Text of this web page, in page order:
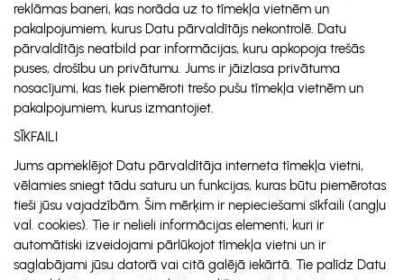
reklāmas baneri, kas norāda uz to tīmekļa vietnēm un
pakalpojumiem, kurus Datu pārvaldītājs nekontrolē. Datu
pārvaldītājs neatbild par informācijas, kuru apkopoja trešās
puses, drošību un privātumu. Jums ir jāizlasa privātuma
nosacījumi, kas tiek piemēroti trešo pušu tīmekļa vietnēm un
pakalpojumiem, kurus izmantojiet.
SĪKFAILI
Jums apmeklējot Datu pārvaldītāja interneta tīmekļa vietni,
vēlamies sniegt tādu saturu un funkcijas, kuras būtu piemērotas
tieši jūsu vajadzībām. Šim mērķim ir nepieciešami sīkfaili (angļu
val. cookies). Tie ir nelieli informācijas elementi, kuri ir
automātiski izveidojami pārlūkojot tīmekļa vietni un ir
saglabājami jūsu datorā vai citā galējā iekārtā. Tie palīdz Datu